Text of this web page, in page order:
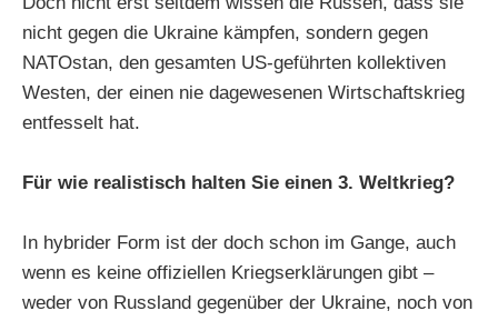
nicht gegen die Ukraine kämpfen, sondern gegen
NATOstan, den gesamten US-geführten kollektiven
Westen, der einen nie dagewesenen Wirtschaftskrieg
entfesselt hat.
Für wie realistisch halten Sie einen 3. Weltkrieg?
In hybrider Form ist der doch schon im Gange, auch
wenn es keine offiziellen Kriegserklärungen gibt –
weder von Russland gegenüber der Ukraine, noch von